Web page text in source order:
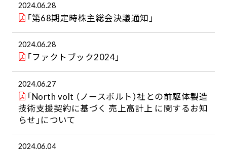
2024.06.28
「第68期定時株主総会決議通知」
2024.06.28
「ファクトブック2024」
2024.06.27
「North volt （ノースボルト）社との前駆体製造
技術支援契約に基づく 売上高計上 に関するお知
らせ」について
2024.06.04